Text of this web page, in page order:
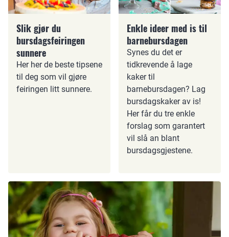
Slik gjør du
bursdagsfeiringen
sunnere
Her her de beste tipsene
til deg som vil gjøre
feiringen litt sunnere.
Enkle ideer med is til
barnebursdagen
Synes du det er
tidkrevende å lage
kaker til
barnebursdagen? Lag
bursdagskaker av is!
Her får du tre enkle
forslag som garantert
vil slå an blant
bursdagsgjestene.